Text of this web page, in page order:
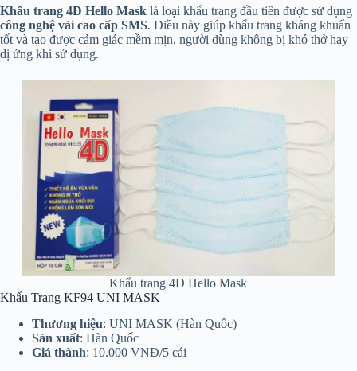
Khẩu trang 4D Hello Mask là loại khẩu trang đầu tiên được sử dụng
công nghệ vải cao cấp SMS. Điều này giúp khẩu trang kháng khuẩn
tốt và tạo được cảm giác mềm mịn, người dùng không bị khó thở hay
dị ứng khi sử dụng.
Khẩu trang 4D Hello Mask
Khẩu Trang KF94 UNI MASK
Thương hiệu: UNI MASK (Hàn Quốc)
Sản xuất: Hàn Quốc
Giá thành: 10.000 VNĐ/5 cái